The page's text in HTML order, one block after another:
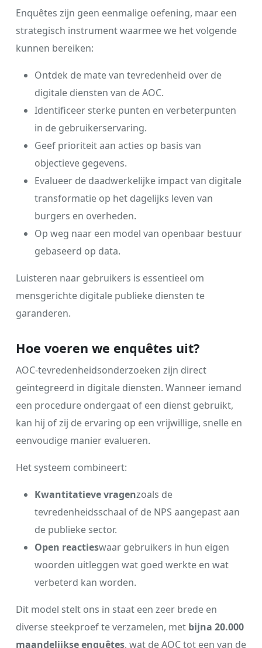
Enquêtes zijn geen eenmalige oefening, maar een
strategisch instrument waarmee we het volgende
kunnen bereiken:
Ontdek de mate van tevredenheid over de
digitale diensten van de AOC.
Identificeer sterke punten en verbeterpunten
in de gebruikerservaring.
Geef prioriteit aan acties op basis van
objectieve gegevens.
Evalueer de daadwerkelijke impact van digitale
transformatie op het dagelijks leven van
burgers en overheden.
Op weg naar een model van openbaar bestuur
gebaseerd op data.
Luisteren naar gebruikers is essentieel om
mensgerichte digitale publieke diensten te
garanderen.
Hoe voeren we enquêtes uit?
AOC-tevredenheidsonderzoeken zijn direct
geïntegreerd in digitale diensten. Wanneer iemand
een procedure ondergaat of een dienst gebruikt,
kan hij of zij de ervaring op een vrijwillige, snelle en
eenvoudige manier evalueren.
Het systeem combineert:
Kwantitatieve vragenzoals de
tevredenheidsschaal of de NPS aangepast aan
de publieke sector.
Open reactieswaar gebruikers in hun eigen
woorden uitleggen wat goed werkte en wat
verbeterd kan worden.
Dit model stelt ons in staat een zeer brede en
diverse steekproef te verzamelen, met bijna 20.000
maandelijkse enquêtes, wat de AOC tot een van de